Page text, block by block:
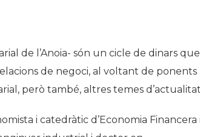
de l’Anoia- són un cicle de dinars que
de negoci, al voltant de ponents
però també, altres temes
i catedràtic d’Economia Financera i